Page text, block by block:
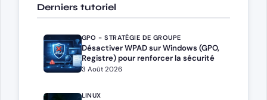
Derniers tutoriel
GPO - STRATÉGIE DE GROUPE
Désactiver WPAD sur Windows (GPO,
Registre) pour renforcer la sécurité
3 Août 2026
LINUX